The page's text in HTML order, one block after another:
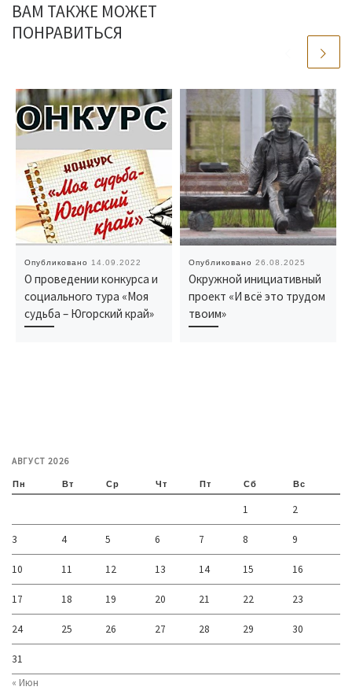
ВАМ ТАКЖЕ МОЖЕТ
ПОНРАВИТЬСЯ
Опубликовано 14.09.2022
О проведении конкурса и
социального тура «Моя
судьба – Югорский край»
Опубликовано 26.08.2025
Окружной инициативный
проект «И всё это трудом
твоим»
АВГУСТ 2026
Пн Вт Ср Чт Пт Сб Вс
1 2
3 4 5 6 7 8 9
10 11 12 13 14 15 16
17 18 19 20 21 22 23
24 25 26 27 28 29 30
31
« Июн